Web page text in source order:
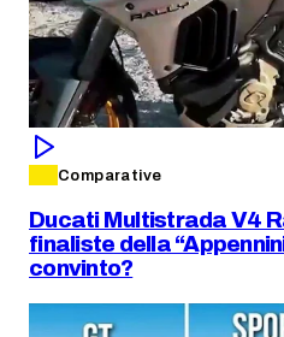
Comparative
Ducati Multistrada V4
finaliste della
convinto?